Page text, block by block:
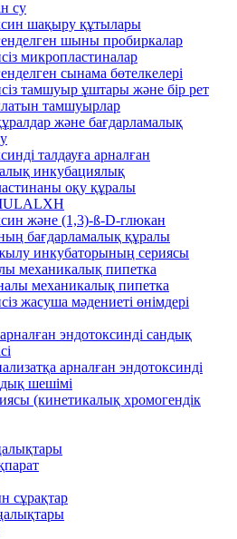
су
шақыру құтылары
шыны пробиркалар
микропластиналар
сынама бөтелкелері
тамшуыр ұштары және бір рет
тамшуырлар
және бағдарламалық
талдауға арналған
инкубациялық
оқу құралы
және (1,3)-ß-D-глюкан
бағдарламалық құралы
инкубаторының сериясы
механикалық пипетка
механикалық пипетка
жасуша мәдениеті өнімдері
эндотоксинді сандық
арналған эндотоксинді
шешімі
(кинетикалық хромогендік
сұрақтар